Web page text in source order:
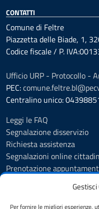
Gestisci
Per fornire le migliori esperienze,
CONTATTI
Comune di Feltre
Piazzetta delle Biade, 1,
Codice fiscale / P.
Ufficio URP - Protocollo -
PEC:
Centralino unico:
Leggi le FAQ
Segnalazione disservizio
Richiesta assistenza
Segnalazioni online
Prenotazione
Amministrazione